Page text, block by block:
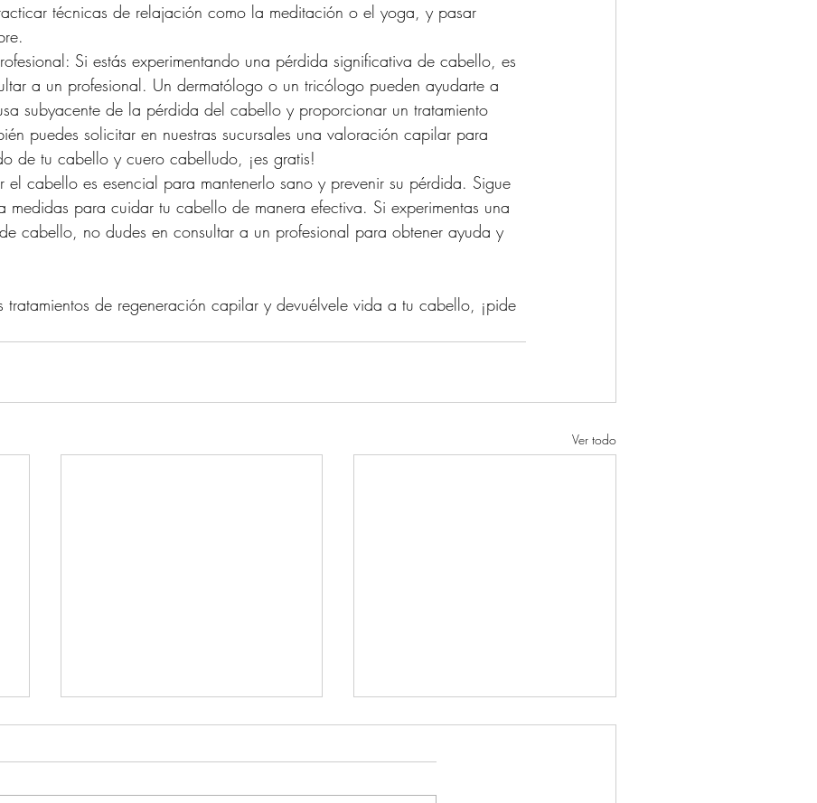
técnicas de relajación como la meditación o el yoga, y pasar
Si estás experimentando una pérdida significativa de cabello, es
a un profesional. Un dermatólogo o un tricólogo pueden ayudarte a
subyacente de la pérdida del cabello y proporcionar un tratamiento
puedes solicitar en nuestras sucursales una valoración capilar para
de tu cabello y cuero cabelludo, ¡es gratis!
el cabello es esencial para mantenerlo sano y prevenir su pérdida. Sigue
medidas para cuidar tu cabello de manera efectiva. Si experimentas una
cabello, no dudes en consultar a un profesional para obtener ayuda y
tratamientos de regeneración capilar y devuélvele vida a tu cabello, ¡pide
Ver todo